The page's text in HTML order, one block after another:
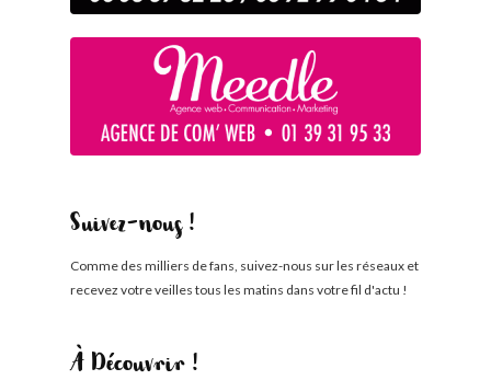
Suivez-nous !
Comme des milliers de fans, suivez-nous sur les réseaux et
recevez votre veilles tous les matins dans votre fil d'actu !
À Découvrir !